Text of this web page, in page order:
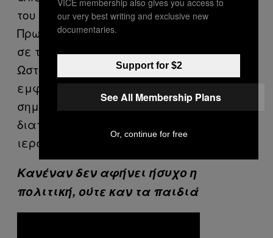
του κόμματος, ως υποψήφιος
Πρωθυπουργός, αλλά δεν εμφανιζόταν
σε τετ-α-τετ συζητήσεις με το λαό.
Ωστόσο, το γεγονός ότι επιλέγει να
εμφανίζεται με γραβατά και κοστούμι,
σημαίνει ότι ο ίδιος εξακολουθεί να
διατηρεί μία απόσταση κοινωνικής
ιεραρχίας από τους συνομιλητές του».
Κανέναν δεν αφήνει ήσυχο η
πολιτική, ούτε καν τα παιδιά
our very best writing and exclusive new
documentaries.
Support for $2
See All Membership Plans
Or, continue for free